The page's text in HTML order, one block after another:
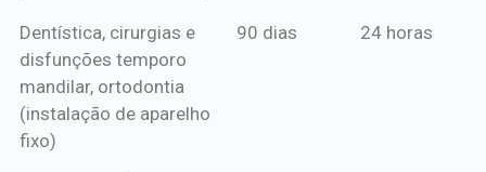
Dentística, cirurgias e
disfunções temporo
mandilar, ortodontia
(instalação de aparelho
fixo)
90 dias 24 horas